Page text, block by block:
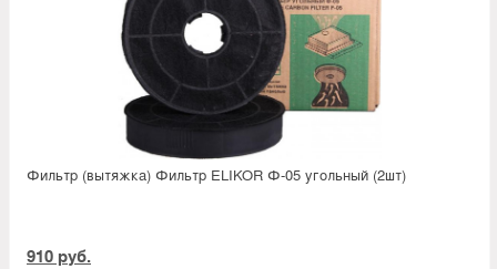
Фильтр (вытяжка) Фильтр ELIKOR Ф-05 угольный (2шт)
910 руб.